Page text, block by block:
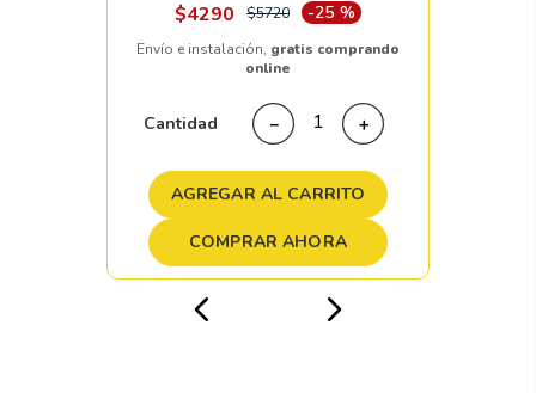
$4290 $5720 -25 %
Envío e instalación, gratis comprando
online
Cantidad ＋
－
AGREGAR AL CARRITO
COMPRAR AHORA